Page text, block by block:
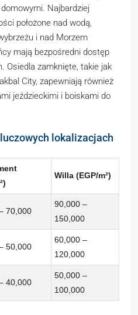
Najbardziej
położone nad wodą,
i nad Morzem
mają bezpośredni dostęp
Osiedla zamknięte, takie jak
City, zapewniają również
jeździeckimi i boiskami do
lokalizacjach
Willa (EGP/m²)
70,000
90,000 –
150,000
50,000
60,000 –
120,000
40,000
50,000 –
100,000